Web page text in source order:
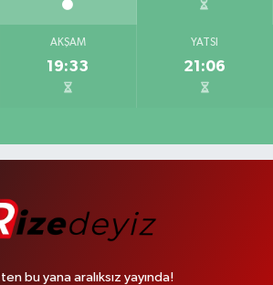
AKŞAM
19:33
YATSI
21:06
bu yana aralıksız yayında!